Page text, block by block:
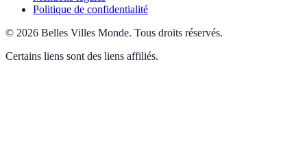
Politique de confidentialité
© 2026 Belles Villes Monde. Tous droits réservés.
Certains liens sont des liens affiliés.